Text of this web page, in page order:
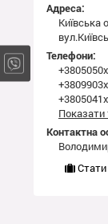
Адреса:
Київська
Телефони:
Контактна